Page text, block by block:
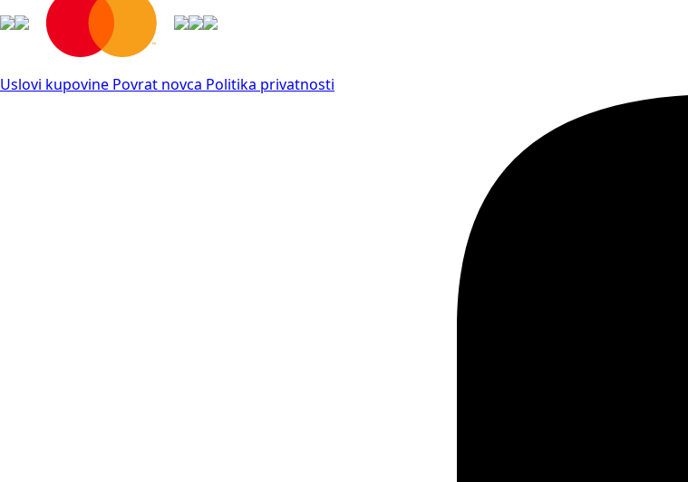
biti
izabrane
na
proizvoda.
Uslovi kupovine Povrat novca Politika privatnosti